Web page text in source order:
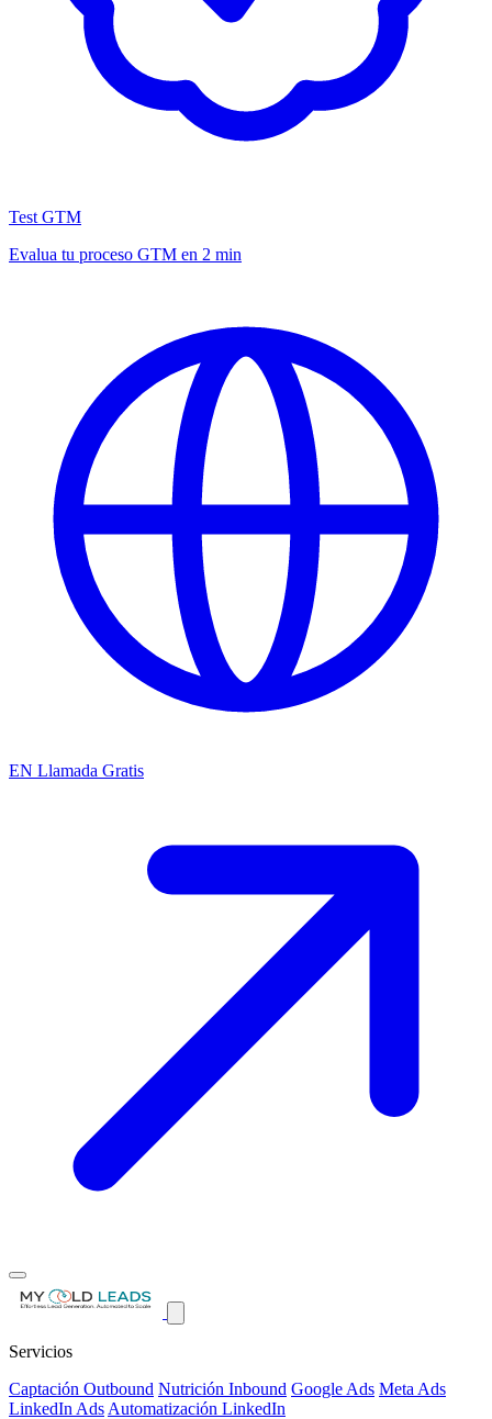
Test GTM
Evalua tu proceso GTM en 2 min
EN Llamada Gratis
Servicios
Captación Outbound Nutrición Inbound Google Ads Meta Ads
LinkedIn Ads Automatización LinkedIn